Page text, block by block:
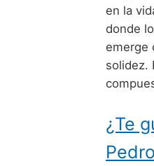
en la
donde
emerge
solidez.
¿Te